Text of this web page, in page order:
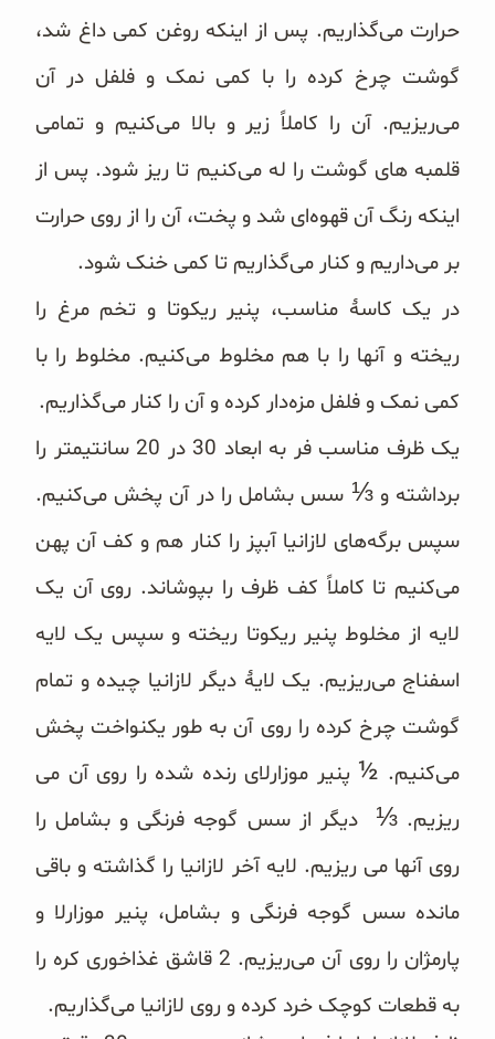
حرارت می‌گذاریم. ‎پس از اینکه روغن کمی داغ شد،
‏گوشت چرخ کرده ‏را با کمی نمک و فلفل در آن
می‌ریزیم. آن را کاملاً زیر و بالا می‌کنیم و تمامی
قلمبه های ‏گوشت را له می‌کنیم تا ریز شود. پس ‏از
اینکه رنگ آن قهوه‌ای شد و پخت، آن را از روی حرارت
بر می‌داریم و ‏کنار می‌گذاریم تا کمی خنک شود‎.‎
‎در یک کاسهٔ مناسب، پنیر ریکوتا و تخم مرغ را
ریخته و آنها را با هم مخلوط می‌کنیم. مخلوط را با
کمی نمک و ‏فلفل مزه‌دار ‏کرده و آن را کنار می‌گذاریم‎.‎
‎یک ظرف مناسب فر به ابعاد 30 در 20 سانتیمتر را
برداشته و ‏‎⅓ ‎سس بشامل را در آن پخش می‌کنیم.
سپس ‏برگه‌های لازانیا آبپز ‏را کنار هم و کف آن پهن
می‌کنیم تا کاملاً کف ظرف را بپوشاند. روی آن یک
لایه از مخلوط ‏پنیر ریکوتا ریخته و سپس یک لایه
‏اسفناج می‌ریزیم. یک لایهٔ دیگر لازانیا چیده و تمام
گوشت چرخ کرده را ‏روی آن به طور یکنواخت پخش
می‌کنیم‎
½ .‎پنیر ‏موزارلای رنده شده را روی آن می
ریزیم‎
⅓
.‎دیگر از سس ‏گوجه فرنگی و بشامل را
روی آنها می ریزیم. لایه آخر لازانیا را ‏گذاشته و باقی
مانده سس گوجه فرنگی و ‏بشامل، پنیر موزارلا و
پارمژان را روی آن می‌ریزیم. 2 قاشق غذاخوری کره را
به ‏قطعات کوچک خرد کرده و ‏روی لازانیا می‌گذاریم‎.‎